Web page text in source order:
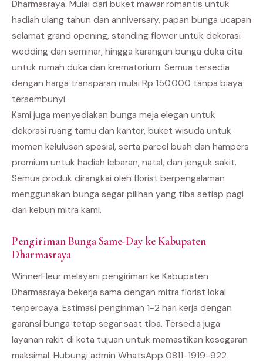
Dharmasraya. Mulai dari buket mawar romantis untuk
hadiah ulang tahun dan anniversary, papan bunga ucapan
selamat grand opening, standing flower untuk dekorasi
wedding dan seminar, hingga karangan bunga duka cita
untuk rumah duka dan krematorium. Semua tersedia
dengan harga transparan mulai Rp 150.000 tanpa biaya
tersembunyi.
Kami juga menyediakan bunga meja elegan untuk
dekorasi ruang tamu dan kantor, buket wisuda untuk
momen kelulusan spesial, serta parcel buah dan hampers
premium untuk hadiah lebaran, natal, dan jenguk sakit.
Semua produk dirangkai oleh florist berpengalaman
menggunakan bunga segar pilihan yang tiba setiap pagi
dari kebun mitra kami.
Pengiriman Bunga Same-Day ke Kabupaten
Dharmasraya
WinnerFleur melayani pengiriman ke Kabupaten
Dharmasraya bekerja sama dengan mitra florist lokal
terpercaya. Estimasi pengiriman 1-2 hari kerja dengan
garansi bunga tetap segar saat tiba. Tersedia juga
layanan rakit di kota tujuan untuk memastikan kesegaran
maksimal. Hubungi admin WhatsApp 0811-1919-922